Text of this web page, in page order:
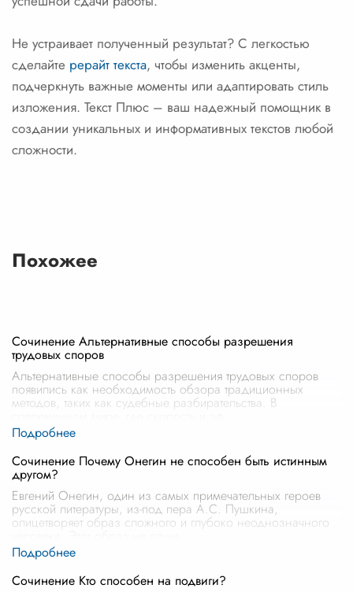
Не устраивает полученный результат? С легкостью
сделайте рерайт текста, чтобы изменить акценты,
подчеркнуть важные моменты или адаптировать стиль
изложения. Текст Плюс – ваш надежный помощник в
создании уникальных и информативных текстов любой
сложности.
Похожее
Сочинение Альтернативные способы разрешения
трудовых споров
Альтернативные способы разрешения трудовых споров
появились как необходимость обзора традиционных
методов, таких как судебные разбирательства. В
Сочинение Почему Онегин не способен быть истинным
другом?
Евгений Онегин, один из самых примечательных героев
русской литературы, из-под пера А.С. Пушкина,
олицетворяет образ сложного и глубоко неоднозначного
Сочинение Кто способен на подвиги?